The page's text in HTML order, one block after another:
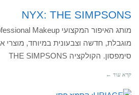
NYX: THE SIMPSONS
מוגבלת, חדשה וצבעונית במיוחד,
סימפסון. הקולקציה THE SIMPSONS
קרא עוד ←